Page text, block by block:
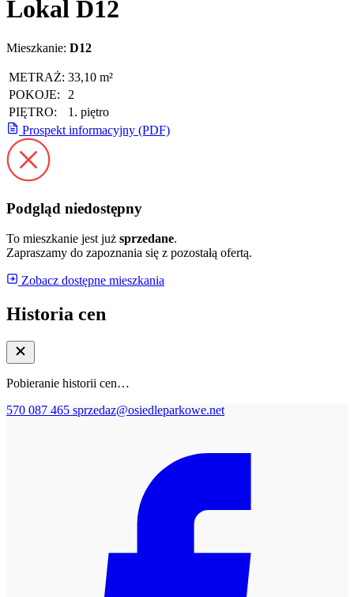
Lokal D12
Mieszkanie: D12
METRAŻ: 33,10 m²
POKOJE:
2
PIĘTRO:
1. piętro
Prospekt informacyjny (PDF)
Podgląd niedostępny
To mieszkanie jest już sprzedane.
Zapraszamy do zapoznania się z pozostałą ofertą.
Zobacz dostępne mieszkania
Historia cen
Pobieranie historii cen…
570 087 465 sprzedaz@osiedleparkowe.net